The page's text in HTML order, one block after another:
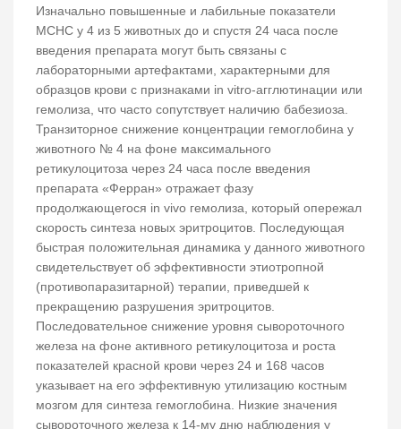
Изначально повышенные и лабильные показатели
MCHC у 4 из 5 животных до и спустя 24 часа после
введения препарата могут быть связаны с
лабораторными артефактами, характерными для
образцов крови с признаками in vitro-агглютинации или
гемолиза, что часто сопутствует наличию бабезиоза.
Транзиторное снижение концентрации гемоглобина у
животного № 4 на фоне максимального
ретикулоцитоза через 24 часа после введения
препарата «Ферран» отражает фазу
продолжающегося in vivo гемолиза, который опережал
скорость синтеза новых эритроцитов. Последующая
быстрая положительная динамика у данного животного
свидетельствует об эффективности этиотропной
(противопаразитарной) терапии, приведшей к
прекращению разрушения эритроцитов.
Последовательное снижение уровня сывороточного
железа на фоне активного ретикулоцитоза и роста
показателей красной крови через 24 и 168 часов
указывает на его эффективную утилизацию костным
мозгом для синтеза гемоглобина. Низкие значения
сывороточного железа к 14-му дню наблюдения у